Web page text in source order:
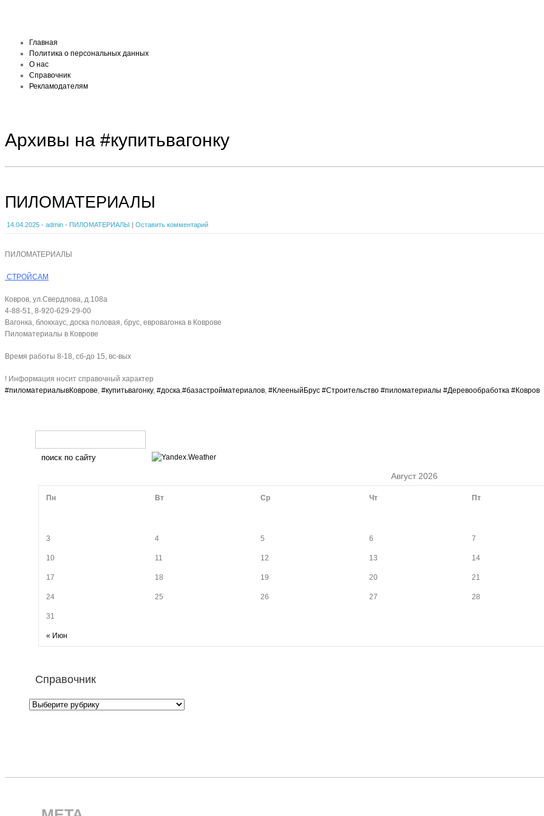
Главная
Политика о персональных данных
О нас
Справочник
Рекламодателям
Архивы на #купитьвагонку
ПИЛОМАТЕРИАЛЫ
14.04.2025 - admin - ПИЛОМАТЕРИАЛЫ | Оставить комментарий
ПИЛОМАТЕРИАЛЫ
СТРОЙСАМ
Ковров, ул.Свердлова, д.108а
4-88-51, 8-920-629-29-00
Вагонка, блокхаус, доска половая, брус, евровагонка в Коврове
Пиломатериалы в Коврове
Время работы 8-18, сб-до 15, вс-вых
! Информация носит справочный характер
#пиломатериалывКоврове, #купитьвагонку, #доска,#базастройматериалов, #КлееныйБрус #Строительство #пиломатериалы #Деревообработка #Ковров
Август 2026
Пн Вт Ср Чт Пт
« Июн
3 4 5 6 7
10 11 12 13 14
17 18 19 20 21
24 25 26 27 28
31
Справочник